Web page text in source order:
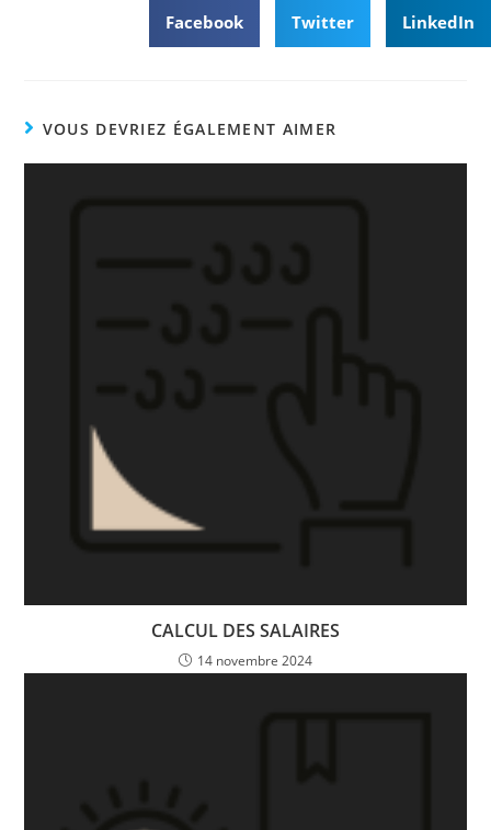
Facebook Twitter LinkedIn
VOUS DEVRIEZ ÉGALEMENT AIMER
CALCUL DES SALAIRES
14 novembre 2024